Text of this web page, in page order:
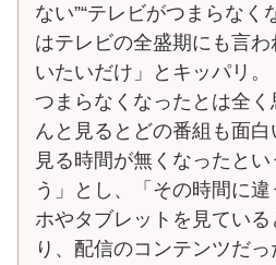
ない”“テレビがつまらな
はテレビの全盛期にも言
いたいだけ」とキッパリ
つまらなくなったとは全
んと見るとどの番組も面
見る時間が無くなったと
う」とし、「その時間に
ホやタブレットを見てい
り、配信のコンテンツだ